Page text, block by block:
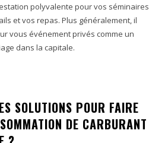
polyvalente pour vos séminaires
et vos repas. Plus généralement, il
vous événement privés comme un
dans la capitale.
SOLUTIONS POUR FAIRE
DE CARBURANT